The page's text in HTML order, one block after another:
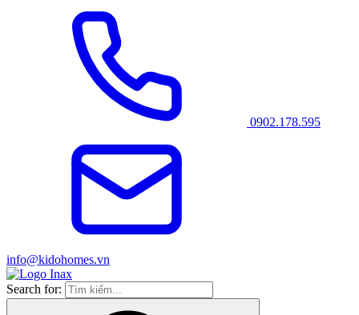
0902.178.595
info@kidohomes.vn
Search for: